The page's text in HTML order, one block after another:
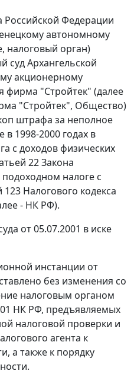
Российской Федерации
автономному
налоговый орган)
суд Архангельской
акционерному
фирма "Стройтек" (далее
"Стройтек", Общество)
штрафа за неполное
1998-2000 годах в
с доходов физических
22Закона
налоге с
123 Налогового кодекса
- НК РФ).
от 05.07.2001 в иске
инстанции от
без изменения со
налоговым органом
НК РФ, предъявляемых
налоговой проверки и
агента к
а также к порядку